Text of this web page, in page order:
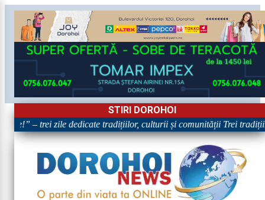
STIRI DOROHOI
– trei zile dedicate tradițiilor, culturii și comunității Trei tradiții.